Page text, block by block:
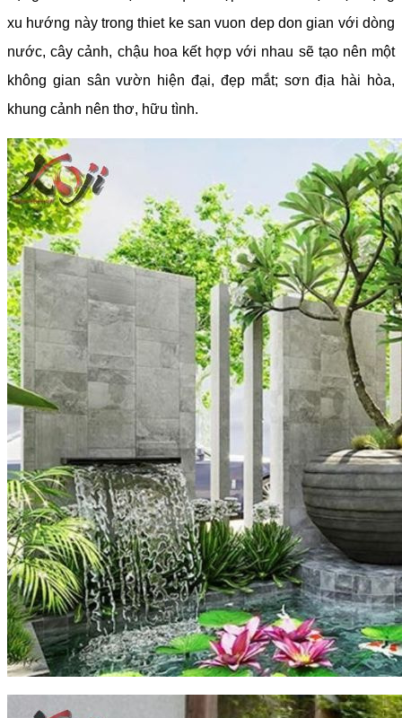
xu hướng này trong thiet ke san vuon dep don gian với dòng
nước, cây cảnh, chậu hoa kết hợp với nhau sẽ tạo nên một
không gian sân vườn hiện đại, đẹp mắt; sơn địa hài hòa,
khung cảnh nên thơ, hữu tình.